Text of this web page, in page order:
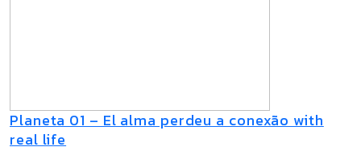
Planeta 01 – El alma perdeu a conexão with
real life